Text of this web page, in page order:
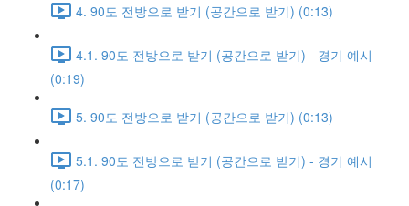
4. 90도 전방으로 받기 (공간으로 받기) (0:13)
4.1. 90도 전방으로 받기 (공간으로 받기) - 경기 예시
(0:19)
5. 90도 전방으로 받기 (공간으로 받기) (0:13)
5.1. 90도 전방으로 받기 (공간으로 받기) - 경기 예시
(0:17)